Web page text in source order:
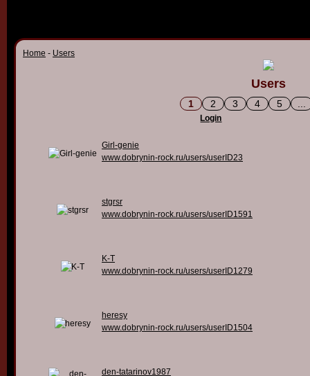
Home - Users
Users
1 2 3 4 5
Login
Girl-genie
www.dobrynin-rock.ru/users/userID23
stgrsr
www.dobrynin-rock.ru/users/userID1591
K-T
www.dobrynin-rock.ru/users/userID1279
heresy
www.dobrynin-rock.ru/users/userID1504
den-tatarinov1987